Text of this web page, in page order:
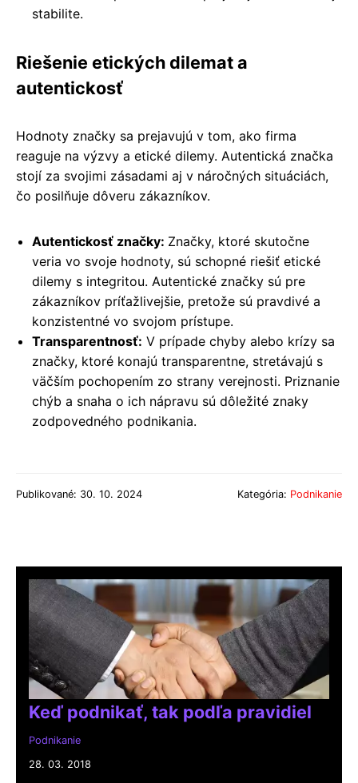
stabilite.
Riešenie etických dilemat a
autentickosť
Hodnoty značky sa prejavujú v tom, ako firma
reaguje na výzvy a etické dilemy. Autentická značka
stojí za svojimi zásadami aj v náročných situáciách,
čo posilňuje dôveru zákazníkov.
Autentickosť značky: Značky, ktoré skutočne
veria vo svoje hodnoty, sú schopné riešiť etické
dilemy s integritou. Autentické značky sú pre
zákazníkov príťažlivejšie, pretože sú pravdivé a
konzistentné vo svojom prístupe.
Transparentnosť: V prípade chyby alebo krízy sa
značky, ktoré konajú transparentne, stretávajú s
väčším pochopením zo strany verejnosti. Priznanie
chýb a snaha o ich nápravu sú dôležité znaky
zodpovedného podnikania.
Publikované: 30. 10. 2024 Kategória: Podnikanie
Keď podnikať, tak podľa pravidiel
Podnikanie
28. 03. 2018